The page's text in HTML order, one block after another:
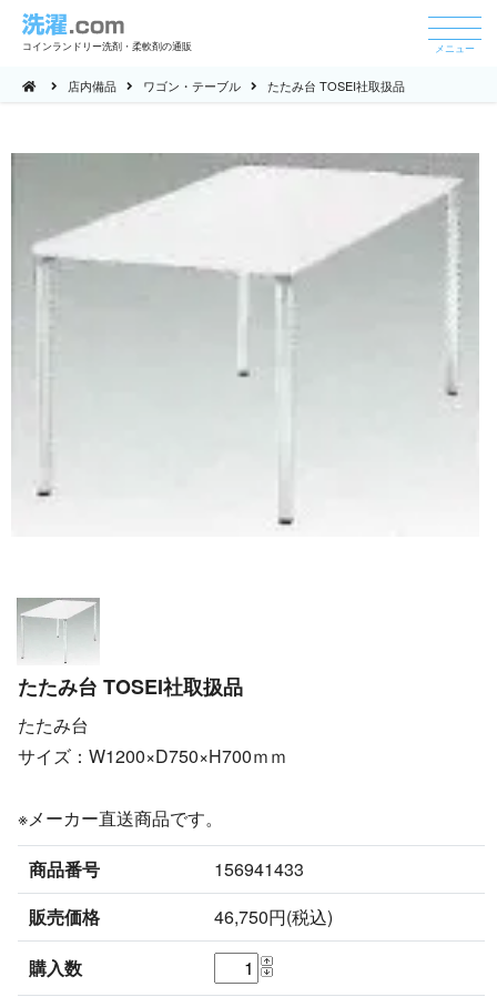
コインランドリー洗剤・柔軟剤の通販 メニュー
店内備品 ワゴン・テーブル たたみ台 TOSEI社取扱品
たたみ台 TOSEI社取扱品
たたみ台
サイズ：W1200×D750×H700ｍｍ
※メーカー直送商品です。
商品番号
156941433
販売価格
46,750円(税込)
購入数